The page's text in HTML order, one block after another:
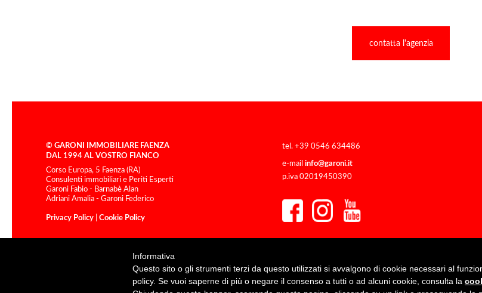
contatta l'agenzia
© GARONI IMMOBILIARE FAENZA
DAL 1994 AL VOSTRO FIANCO
Corso Europa, 5 Faenza (RA)
Consulenti immobiliari e Periti Esperti
Garoni Fabio - Barnabè Alan
Adriani Amalia - Garoni Federico
Privacy Policy Cookie Policy
tel. +39 0546 634486
e-mailinfo@garoni.it
p.iva 02019450390
Informativa
Questo sito o gli strumenti terzi da questo utilizzati si avvalgono di cookie necessari al
policy. Se vuoi saperne di più o negare il consenso a tutti o ad alcuni cookie, consulta la